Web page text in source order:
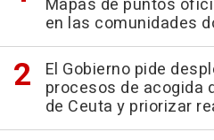
Mapas de puntos
en las comunidades
El Gobierno pide
procesos de acogida
de Ceuta y priorizar